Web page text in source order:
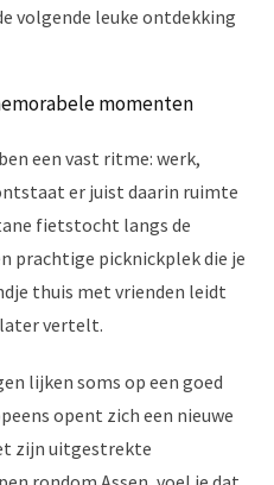
volgende leuke ontdekking
momenten
een vast ritme: werk,
er juist daarin ruimte
fietstocht langs de
prachtige picknickplek die je
thuis met vrienden leidt
vertelt.
lijken soms op een goed
opent zich een nieuwe
zijn uitgestrekte